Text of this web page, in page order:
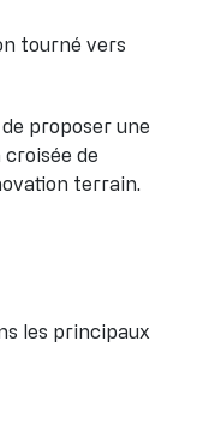
tourné vers
proposer une
de
terrain.
les principaux